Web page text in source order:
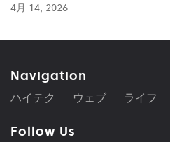
4月 14, 2026
Navigation
ハイテク ウェブ ライフ
Follow Us